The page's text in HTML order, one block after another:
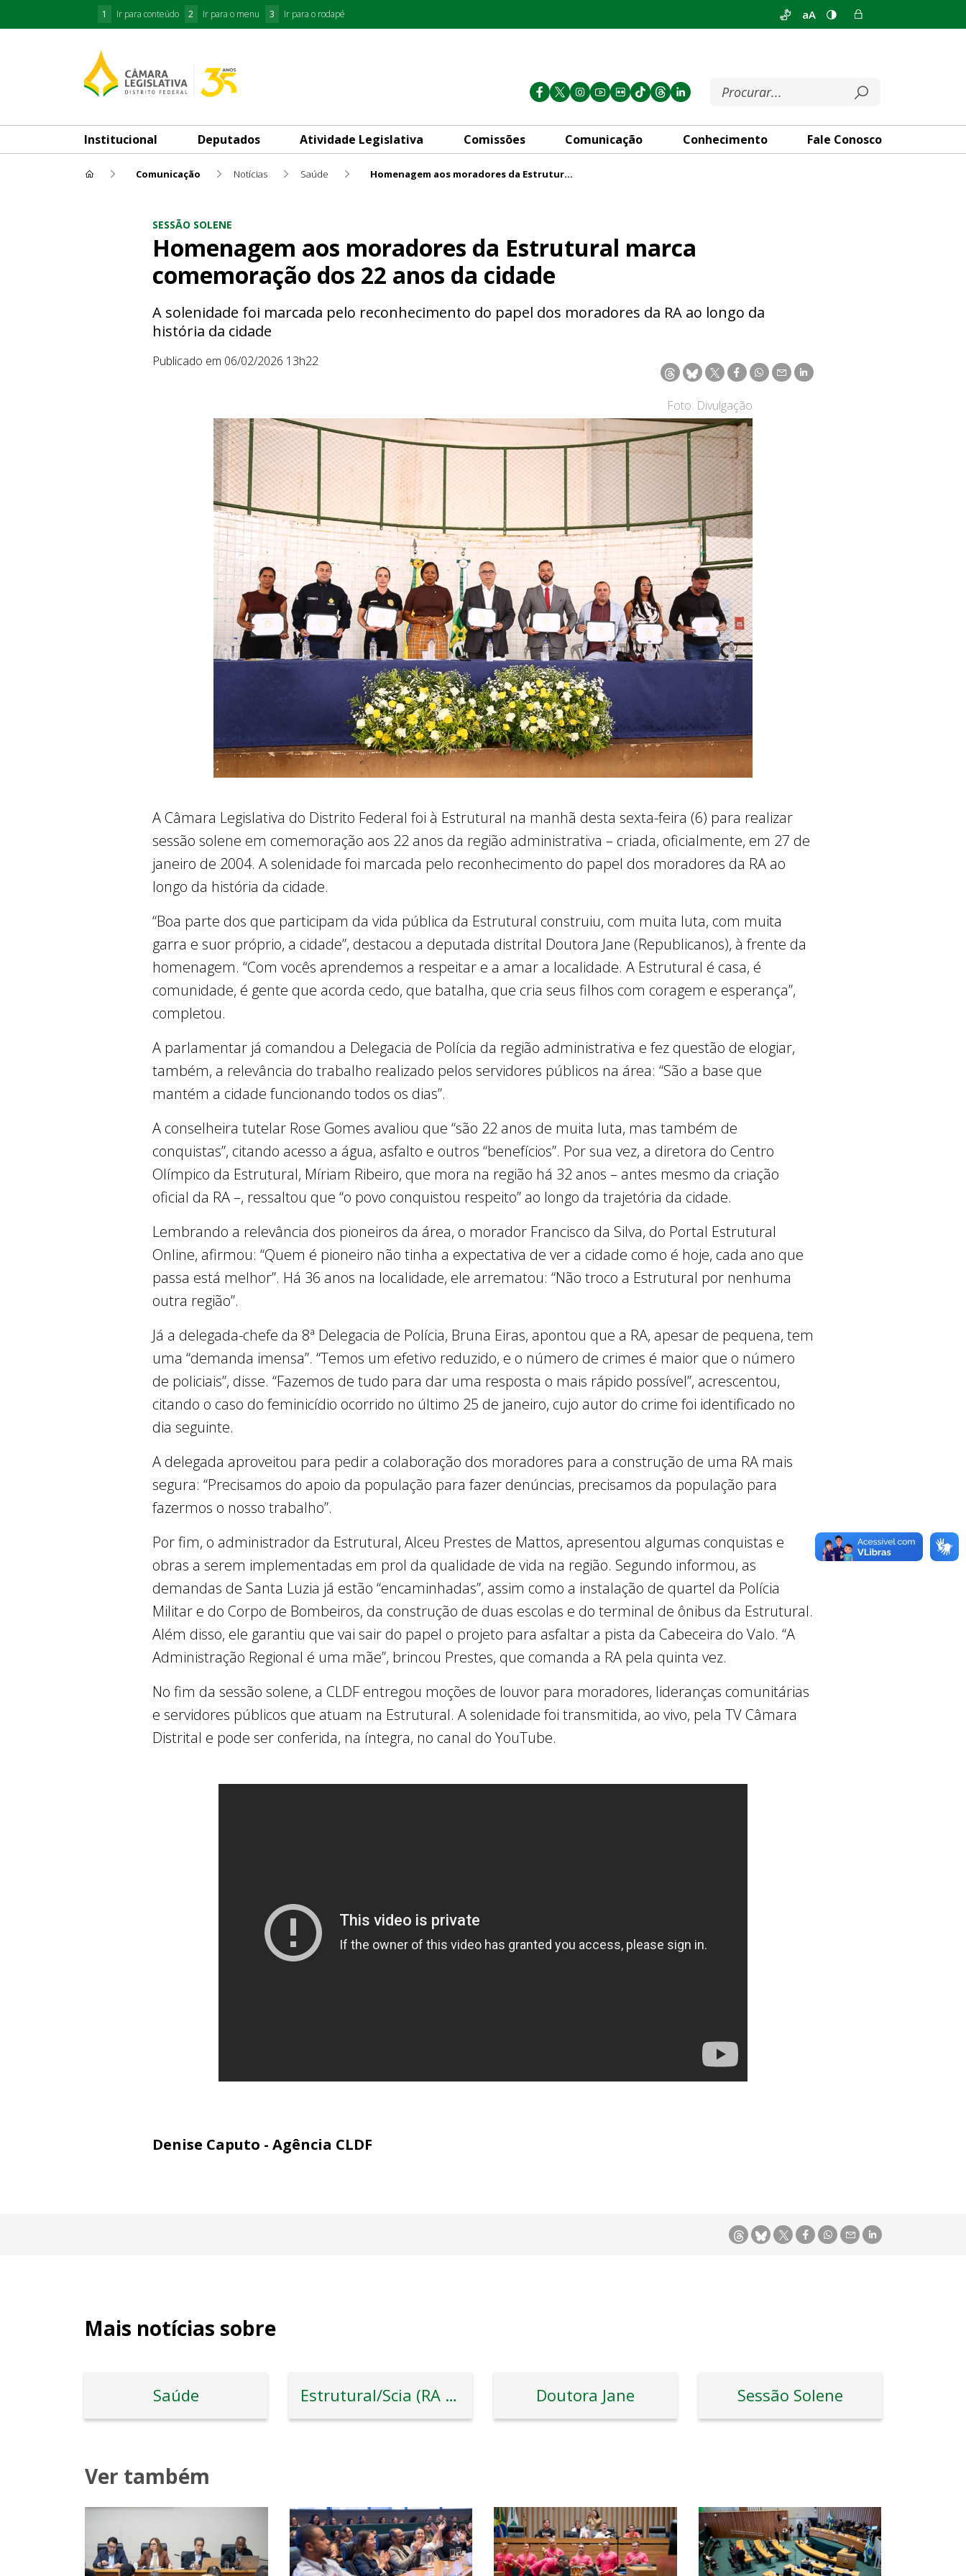
1 Ir para conteúdo 2 Ir para o menu 3 Ir para o rodapé aA
Institucional Deputados Atividade Legislativa Comissões Comunicação Conhecimento Fale Conosco
Comunicação Notícias Saúde Homenagem aos moradores da Estrutural marca comemoração dos 22 anos da cidade
SESSÃO SOLENE
Homenagem aos moradores da Estrutural marca
comemoração dos 22 anos da cidade
A solenidade foi marcada pelo reconhecimento do papel dos moradores da RA ao longo da
história da cidade
Publicado em 06/02/2026 13h22
Foto: Divulgação
A Câmara Legislativa do Distrito Federal foi à Estrutural na manhã desta sexta-feira (6) para realizar
sessão solene em comemoração aos 22 anos da região administrativa – criada, oficialmente, em 27 de
janeiro de 2004. A solenidade foi marcada pelo reconhecimento do papel dos moradores da RA ao
longo da história da cidade.
“Boa parte dos que participam da vida pública da Estrutural construiu, com muita luta, com muita
garra e suor próprio, a cidade”, destacou a deputada distrital Doutora Jane (Republicanos), à frente da
homenagem. “Com vocês aprendemos a respeitar e a amar a localidade. A Estrutural é casa, é
comunidade, é gente que acorda cedo, que batalha, que cria seus filhos com coragem e esperança”,
completou.
A parlamentar já comandou a Delegacia de Polícia da região administrativa e fez questão de elogiar,
também, a relevância do trabalho realizado pelos servidores públicos na área: “São a base que
mantém a cidade funcionando todos os dias”.
A conselheira tutelar Rose Gomes avaliou que “são 22 anos de muita luta, mas também de
conquistas”, citando acesso a água, asfalto e outros “benefícios”. Por sua vez, a diretora do Centro
Olímpico da Estrutural, Míriam Ribeiro, que mora na região há 32 anos – antes mesmo da criação
oficial da RA –, ressaltou que “o povo conquistou respeito” ao longo da trajetória da cidade.
Lembrando a relevância dos pioneiros da área, o morador Francisco da Silva, do Portal Estrutural
Online, afirmou: “Quem é pioneiro não tinha a expectativa de ver a cidade como é hoje, cada ano que
passa está melhor”. Há 36 anos na localidade, ele arrematou: “Não troco a Estrutural por nenhuma
outra região”.
Já a delegada-chefe da 8ª Delegacia de Polícia, Bruna Eiras, apontou que a RA, apesar de pequena, tem
uma “demanda imensa”. “Temos um efetivo reduzido, e o número de crimes é maior que o número
de policiais”, disse. “Fazemos de tudo para dar uma resposta o mais rápido possível”, acrescentou,
citando o caso do feminicídio ocorrido no último 25 de janeiro, cujo autor do crime foi identificado no
dia seguinte.
A delegada aproveitou para pedir a colaboração dos moradores para a construção de uma RA mais
segura: “Precisamos do apoio da população para fazer denúncias, precisamos da população para
fazermos o nosso trabalho”.
Por fim, o administrador da Estrutural, Alceu Prestes de Mattos, apresentou algumas conquistas e
obras a serem implementadas em prol da qualidade de vida na região. Segundo informou, as
demandas de Santa Luzia já estão “encaminhadas”, assim como a instalação de quartel da Polícia
Militar e do Corpo de Bombeiros, da construção de duas escolas e do terminal de ônibus da Estrutural.
Além disso, ele garantiu que vai sair do papel o projeto para asfaltar a pista da Cabeceira do Valo. “A
Administração Regional é uma mãe”, brincou Prestes, que comanda a RA pela quinta vez.
No fim da sessão solene, a CLDF entregou moções de louvor para moradores, lideranças comunitárias
e servidores públicos que atuam na Estrutural. A solenidade foi transmitida, ao vivo, pela TV Câmara
Distrital e pode ser conferida, na íntegra, no canal do YouTube.
Denise Caputo - Agência CLDF
Mais notícias sobre
Saúde Estrutural/Scia (RA XXV) Doutora Jane Sessão Solene
Ver também